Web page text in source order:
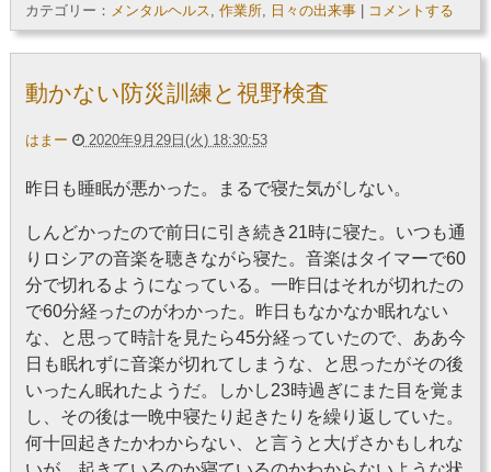
カテゴリー： メンタルヘルス 作業所, 日々の出来事 | コメントする
動かない防災訓練と視野検査
はまー 2020年9月29日(火) 18:30:53
昨日も睡眠が悪かった。まるで寝た気がしない。
しんどかったので前日に引き続き21時に寝た。いつも通
りロシアの音楽を聴きながら寝た。音楽はタイマーで60
分で切れるようになっている。一昨日はそれが切れたの
で60分経ったのがわかった。昨日もなかなか眠れない
な、と思って時計を見たら45分経っていたので、ああ今
日も眠れずに音楽が切れてしまうな、と思ったがその後
いったん眠れたようだ。しかし23時過ぎにまた目を覚ま
し、その後は一晩中寝たり起きたりを繰り返していた。
何十回起きたかわからない、と言うと大げさかもしれな